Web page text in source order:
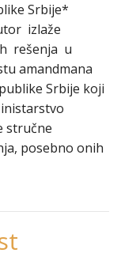
Srbije*
izlaže
rešenja u
amandmana
Srbije koji
stručne
posebno onih